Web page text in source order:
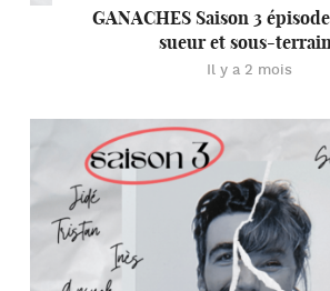
GANACHES Saison 3 épisode
sueur et sous-
Il y a 2 mois